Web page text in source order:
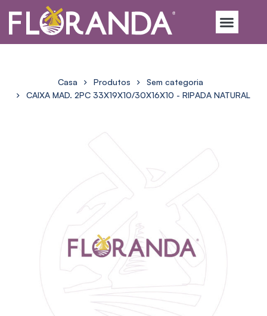
Casa Produtos
Sem categoria
CAIXA MAD. 2PC 33X19X10/30X16X10 - RIPADA NATURAL